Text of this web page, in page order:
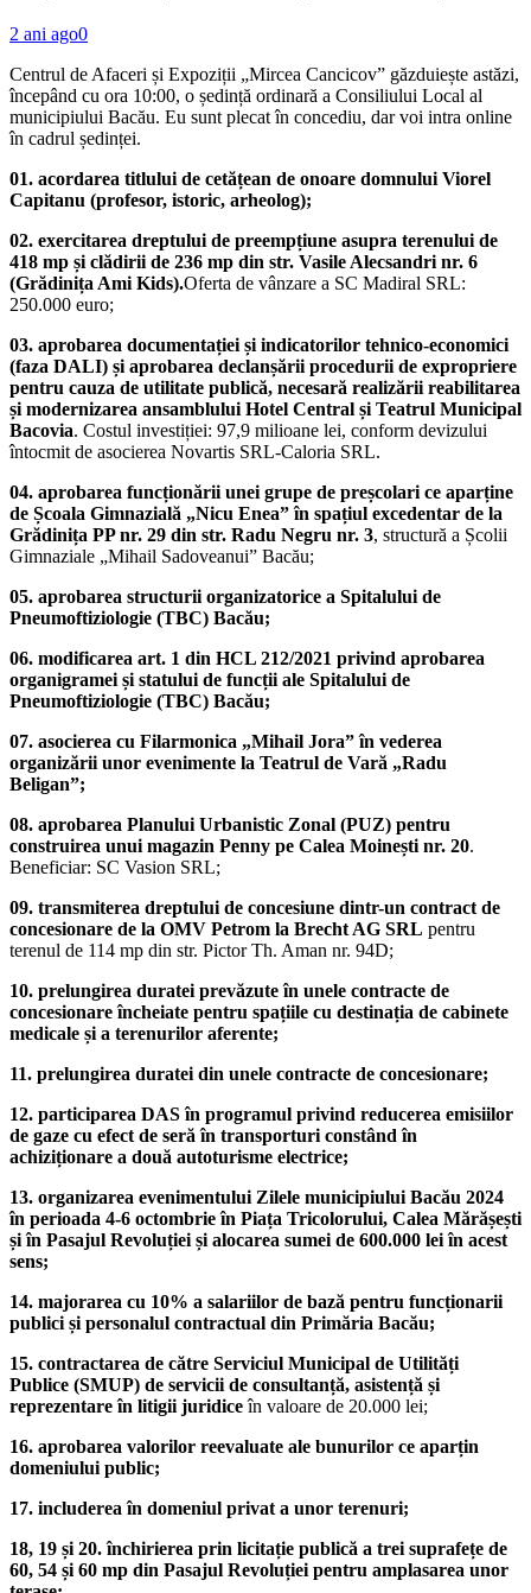
2 ani ago0
Centrul de Afaceri și Expoziții „Mircea Cancicov” găzduiește astăzi,
începând cu ora 10:00, o ședință ordinară a Consiliului Local al
municipiului Bacău. Eu sunt plecat în concediu, dar voi intra online
în cadrul ședinței.
01. acordarea titlului de cetățean de onoare domnului Viorel
Capitanu (profesor, istoric, arheolog);
02. exercitarea dreptului de preempțiune asupra terenului de
418 mp și clădirii de 236 mp din str. Vasile Alecsandri nr. 6
(Grădinița Ami Kids).Oferta de vânzare a SC Madiral SRL:
250.000 euro;
03. aprobarea documentației și indicatorilor tehnico-economici
(faza DALI) și aprobarea declanșării procedurii de expropriere
pentru cauza de utilitate publică, necesară realizării reabilitarea
și modernizarea ansamblului Hotel Central și Teatrul Municipal
Bacovia. Costul investiției: 97,9 milioane lei, conform devizului
întocmit de asocierea Novartis SRL-Caloria SRL.
04. aprobarea funcționării unei grupe de preșcolari ce aparține
de Școala Gimnazială „Nicu Enea” în spațiul excedentar de la
Grădinița PP nr. 29 din str. Radu Negru nr. 3, structură a Școlii
Gimnaziale „Mihail Sadoveanui” Bacău;
05. aprobarea structurii organizatorice a Spitalului de
Pneumoftiziologie (TBC) Bacău;
06. modificarea art. 1 din HCL 212/2021 privind aprobarea
organigramei și statului de funcții ale Spitalului de
Pneumoftiziologie (TBC) Bacău;
07. asocierea cu Filarmonica „Mihail Jora” în vederea
organizării unor evenimente la Teatrul de Vară „Radu
Beligan”;
08. aprobarea Planului Urbanistic Zonal (PUZ) pentru
construirea unui magazin Penny pe Calea Moinești nr. 20.
Beneficiar: SC Vasion SRL;
09. transmiterea dreptului de concesiune dintr-un contract de
concesionare de la OMV Petrom la Brecht AG SRL pentru
terenul de 114 mp din str. Pictor Th. Aman nr. 94D;
10. prelungirea duratei prevăzute în unele contracte de
concesionare încheiate pentru spațiile cu destinația de cabinete
medicale și a terenurilor aferente;
11. prelungirea duratei din unele contracte de concesionare;
12. participarea DAS în programul privind reducerea emisiilor
de gaze cu efect de seră în transporturi constând în
achiziționare a două autoturisme electrice;
13. organizarea evenimentului Zilele municipiului Bacău 2024
în perioada 4-6 octombrie în Piața Tricolorului, Calea Mărășești
și în Pasajul Revoluției și alocarea sumei de 600.000 lei în acest
sens;
14. majorarea cu 10% a salariilor de bază pentru funcționarii
publici și personalul contractual din Primăria Bacău;
15. contractarea de către Serviciul Municipal de Utilități
Publice (SMUP) de servicii de consultanță, asistență și
reprezentare în litigii juridiceîn valoare de 20.000 lei;
16. aprobarea valorilor reevaluate ale bunurilor ce aparțin
domeniului public;
17. includerea în domeniul privat a unor terenuri;
18, 19 și 20. închirierea prin licitație publică a trei suprafețe de
60, 54 și 60 mp din Pasajul Revoluției pentru amplasarea unor